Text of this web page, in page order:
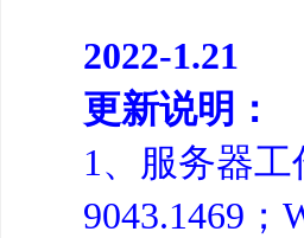
2022-1.21
更新说明：
1、服务器
9043.1469；